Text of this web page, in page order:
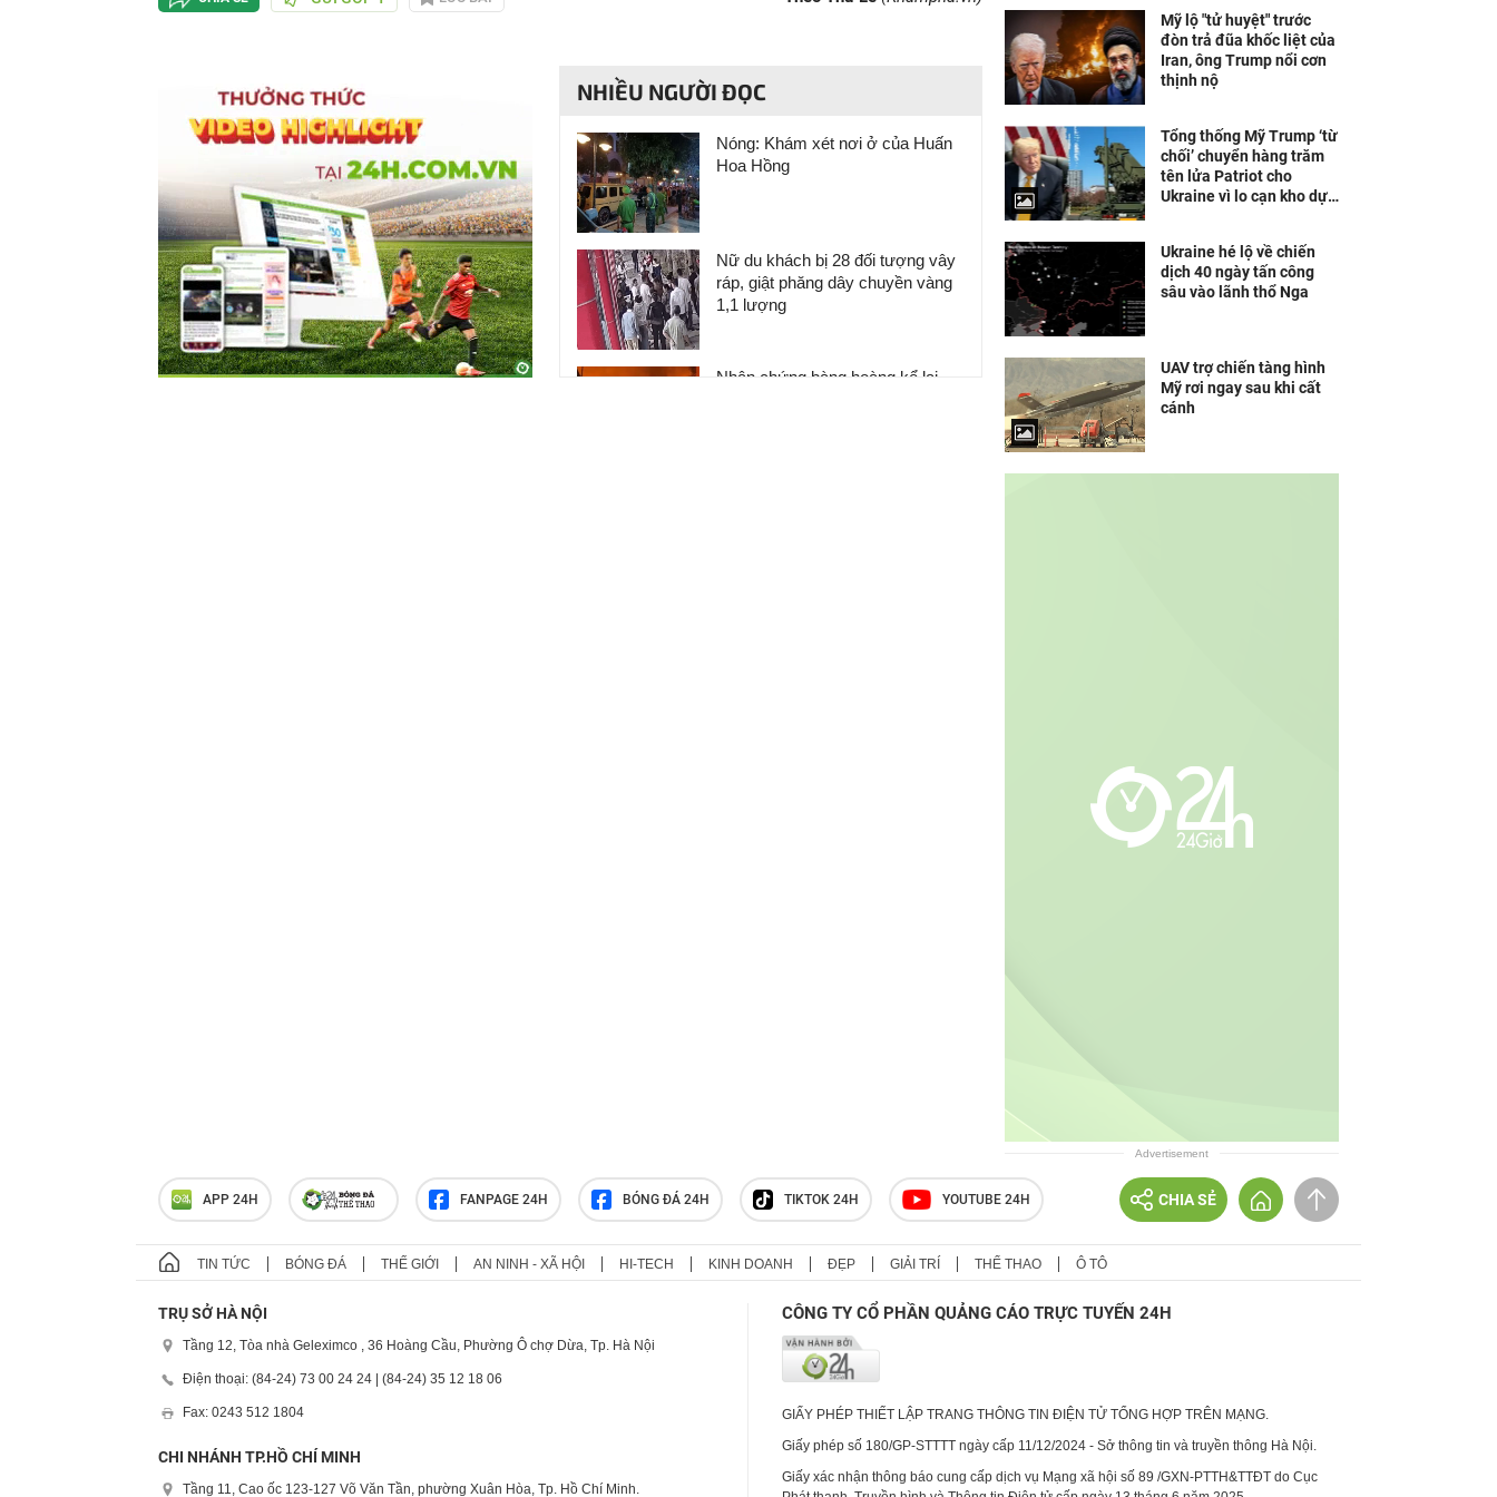
tại
hình
thanh
NHIỀU NGƯỜI ĐỌC
Nóng: Khám xét nơi ở của Huấn
Hoa Hồng
Nữ du khách bị 28 đối tượng vây
ráp, giật phăng dây chuyền vàng
1,1 lượng
Nhân chứng bàng hoàng kể lại
Mỹ lộ "tử huyệt" trước
đòn trả đũa khốc liệt của
Iran, ông Trump nổi cơn
thịnh nộ
Tổng thống Mỹ Trump ‘từ
chối’ chuyển hàng trăm
tên lửa Patriot cho
Ukraine vì lo cạn kho dự
Ukraine hé lộ về chiến
dịch 40 ngày tấn công
sâu vào lãnh thổ Nga
UAV trợ chiến tàng hình
Mỹ rơi ngay sau khi cất
cánh
Advertisement
APP 24H FANPAGE 24H BÓNG ĐÁ 24H TIKTOK 24H YOUTUBE 24H CHIA SẺ
TIN TỨC BÓNG ĐÁ THẾ GIỚI AN NINH - XÃ HỘI HI-TECH KINH DOANH ĐẸP GIẢI TRÍ THỂ THAO Ô TÔ
TRỤ SỞ HÀ NỘI
Tầng 12, Tòa nhà Geleximco , 36 Hoàng Cầu, Phường Ô chợ Dừa, Tp. Hà Nội
Điện thoại: (84-24) 73 00 24 24 | (84-24) 35 12 18 06
Fax: 0243 512 1804
CHI NHÁNH TP.HỒ CHÍ MINH
Tầng 11, Cao ốc 123-127 Võ Văn Tần, phường Xuân Hòa, Tp. Hồ Chí Minh.
CÔNG TY CỔ PHẦN QUẢNG CÁO TRỰC TUYẾN 24H
GIẤY PHÉP THIẾT LẬP TRANG THÔNG TIN ĐIỆN TỬ TỔNG HỢP TRÊN MẠNG.
Giấy phép số 180/GP-STTTT ngày cấp 11/12/2024 - Sở thông tin và truyền thông Hà Nội.
Giấy xác nhận thông báo cung cấp dịch vụ Mạng xã hội số 89 /GXN-PTTH&TTĐT do Cục